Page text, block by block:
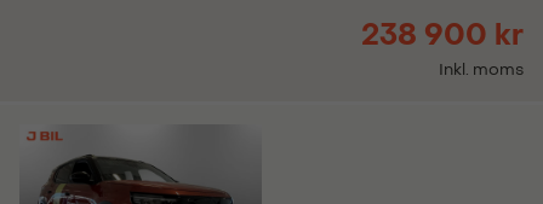
238 900 kr
Inkl. moms